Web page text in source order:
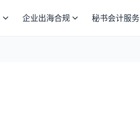
企业出海合规 秘书会计服务